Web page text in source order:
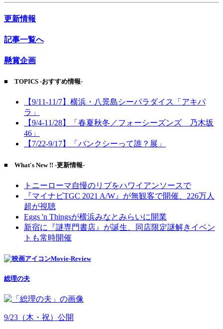
更新情報
記事一覧へ
懸賞企画
■ TOPICS -おすすめ情報-
【9/11-11/7】横浜・八景島シーパラダイス「アキパ
ラ」
【9/4-11/28】「春夏秋冬／フォーシーズンズ 乃木坂
46」
【7/22-9/17】「バンクシーって誰？展」
■ What's New !! -更新情報-
トニーローマ自慢のリブをハワイアンソースで
『マイナビTGC 2021 A/W』が無観客で開催、226万人
超が視聴
Eggs 'n Thingsが横浜みなとみらいに開業
新宿に『謎専門書店』が誕生、同店限定謎解きイベン
トも常時開催
Movie-Review
総理の夫
9/23（木・祝）公開